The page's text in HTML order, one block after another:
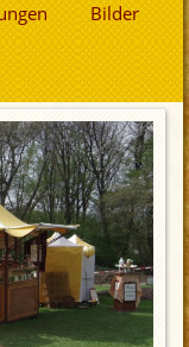
Bilder